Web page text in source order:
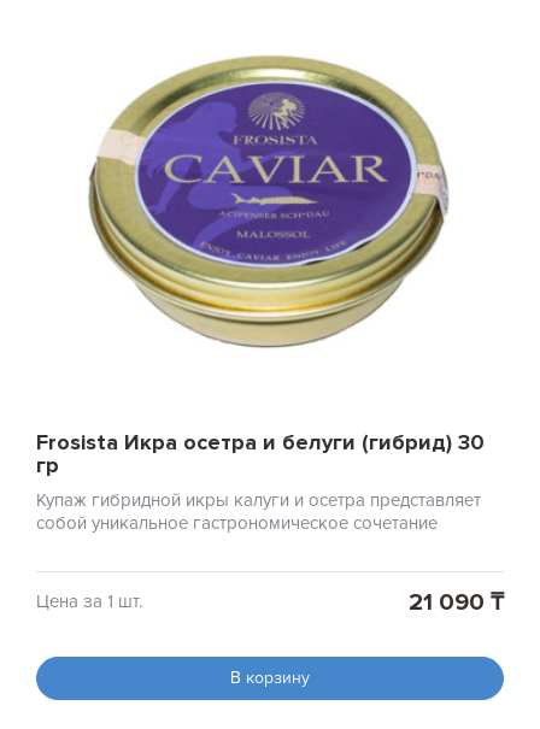
Frosista Икра осетра и белуги (гибрид) 30
гр
Купаж гибридной икры калуги и осетра представляет
собой уникальное гастрономическое сочетание
Цена за 1 шт. 21 090 ₸
В корзину